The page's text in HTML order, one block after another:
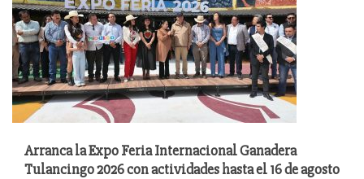
Arranca la Expo Feria Internacional Ganadera
Tulancingo 2026 con actividades hasta el 16 de agosto